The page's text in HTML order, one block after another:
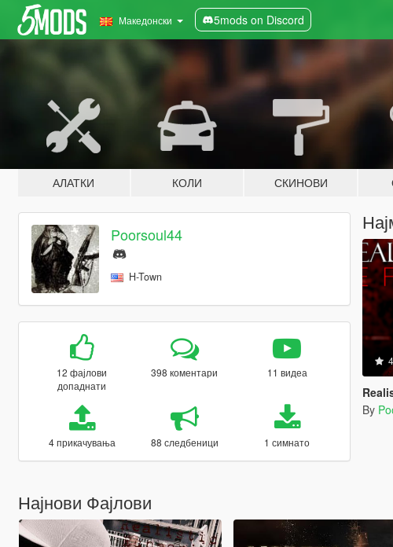
Македонски 5mods on Discord
АЛАТКИ КОЛИ СКИНОВИ
Poorsoul44
H-Town
12 фајлови
допаднати
398 коментари 11 видеа
4 прикачувања 88 следбеници 1 симнато
By
Најнови Фајлови